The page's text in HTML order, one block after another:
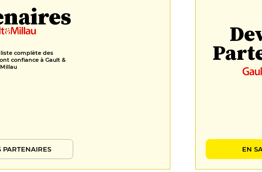
liste complète des
confiance à Gault &
Millau
PARTENAIRES EN